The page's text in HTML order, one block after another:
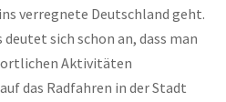
verregnete Deutschland geht.
deutet sich schon an, dass man
Aktivitäten
das Radfahren in der Stadt